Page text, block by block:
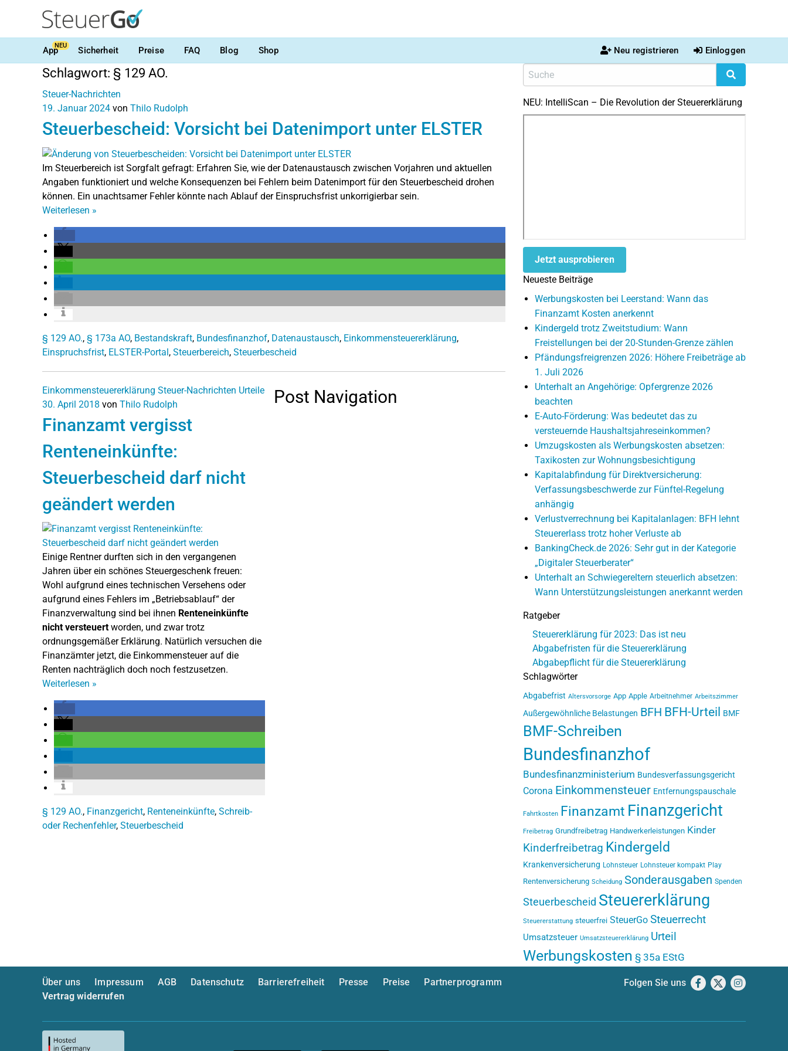
AppNEU Sicherheit Preise FAQ Blog Shop Neu registrieren Einloggen
Schlagwort: § 129 AO.
Steuer-Nachrichten
19. Januar 2024 von Thilo Rudolph
Steuerbescheid: Vorsicht bei Datenimport unter ELSTER
Im Steuerbereich ist Sorgfalt gefragt: Erfahren Sie, wie der Datenaustausch zwischen Vorjahren und aktuellen
Angaben funktioniert und welche Konsequenzen bei Fehlern beim Datenimport für den Steuerbescheid drohen
können. Ein unachtsamer Fehler könnte nach Ablauf der Einspruchsfrist unkorrigierbar sein.
Weiterlesen »
§ 129 AO., § 173a AO, Bestandskraft, Bundesfinanzhof, Datenaustausch, Einkommensteuererklärung,
Einspruchsfrist, ELSTER-Portal, Steuerbereich, Steuerbescheid
Einkommensteuererklärung Steuer-Nachrichten Urteile
30. April 2018 von Thilo Rudolph
Finanzamt vergisst
Renteneinkünfte:
Steuerbescheid darf nicht
geändert werden
Einige Rentner durften sich in den vergangenen
Jahren über ein schönes Steuergeschenk freuen:
Wohl aufgrund eines technischen Versehens oder
aufgrund eines Fehlers im „Betriebsablauf“ der
Finanzverwaltung sind bei ihnen Renteneinkünfte
nicht versteuertworden, und zwar trotz
ordnungsgemäßer Erklärung. Natürlich versuchen die
Finanzämter jetzt, die Einkommensteuer auf die
Renten nachträglich doch noch festzusetzen.
Weiterlesen »
§ 129 AO., Finanzgericht, Renteneinkünfte, Schreib-
oder Rechenfehler, Steuerbescheid
Post Navigation
NEU: IntelliScan – Die Revolution der Steuererklärung
Jetzt ausprobieren
Neueste Beiträge
Werbungskosten bei Leerstand: Wann das
Finanzamt Kosten anerkennt
Kindergeld trotz Zweitstudium: Wann
Freistellungen bei der 20-Stunden-Grenze zählen
Pfändungsfreigrenzen 2026: Höhere Freibeträge ab
1. Juli 2026
Unterhalt an Angehörige: Opfergrenze 2026
beachten
E-Auto-Förderung: Was bedeutet das zu
versteuernde Haushaltsjahreseinkommen?
Umzugskosten als Werbungskosten absetzen:
Taxikosten zur Wohnungsbesichtigung
Kapitalabfindung für Direktversicherung:
Verfassungsbeschwerde zur Fünftel-Regelung
anhängig
Verlustverrechnung bei Kapitalanlagen: BFH lehnt
Steuererlass trotz hoher Verluste ab
BankingCheck.de 2026: Sehr gut in der Kategorie
„Digitaler Steuerberater“
Unterhalt an Schwiegereltern steuerlich absetzen:
Wann Unterstützungsleistungen anerkannt werden
Ratgeber
Steuererklärung für 2023: Das ist neu
Abgabefristen für die Steuererklärung
Abgabepflicht für die Steuererklärung
Schlagwörter
Abgabefrist Altersvorsorge App Apple Arbeitnehmer Arbeitszimmer
Außergewöhnliche Belastungen BFH BFH-Urteil BMF
BMF-Schreiben
Bundesfinanzhof
Bundesfinanzministerium Bundesverfassungsgericht
Corona Einkommensteuer Entfernungspauschale
Fahrtkosten Finanzamt Finanzgericht
Freibetrag Grundfreibetrag Handwerkerleistungen Kinder
Kinderfreibetrag Kindergeld
Krankenversicherung Lohnsteuer Lohnsteuer kompakt Play
Rentenversicherung Scheidung Sonderausgaben Spenden
Steuerbescheid Steuererklärung
Steuererstattung steuerfrei SteuerGo Steuerrecht
Umsatzsteuer Umsatzsteuererklärung Urteil
Werbungskosten § 35a EStG
Über uns Impressum AGB Datenschutz Barrierefreiheit Presse Preise
Partnerprogramm
Vertrag widerrufen
Folgen Sie uns Facebook
X Instagram